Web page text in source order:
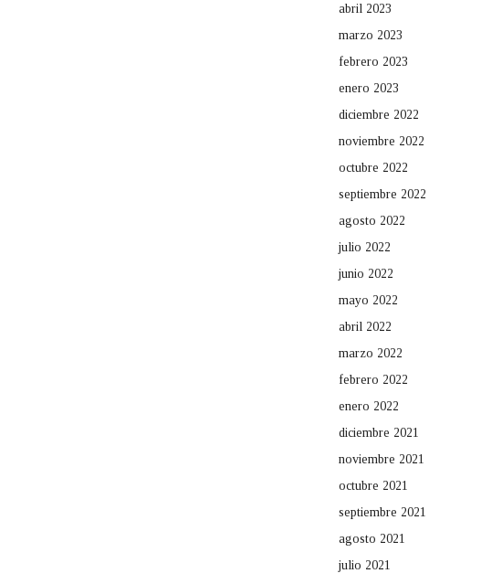
abril 2023
marzo 2023
febrero 2023
enero 2023
diciembre 2022
noviembre 2022
octubre 2022
septiembre 2022
agosto 2022
julio 2022
junio 2022
mayo 2022
abril 2022
marzo 2022
febrero 2022
enero 2022
diciembre 2021
noviembre 2021
octubre 2021
septiembre 2021
agosto 2021
julio 2021